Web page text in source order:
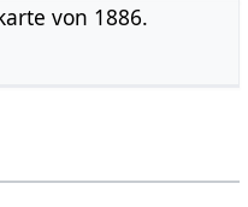
von 1886.